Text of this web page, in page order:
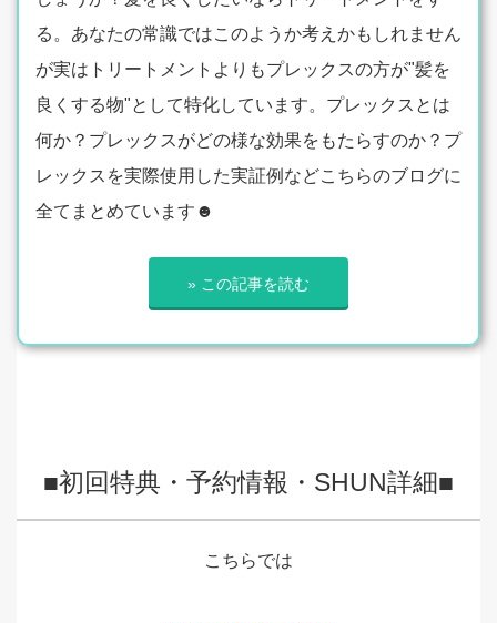
る。あなたの常識ではこのようか考えかもしれません
が実はトリートメントよりもプレックスの方が"髪を
良くする物"として特化しています。プレックスとは
何か？プレックスがどの様な効果をもたらすのか？プ
レックスを実際使用した実証例などこちらのブログに
全てまとめています☻
» この記事を読む
■初回特典・予約情報・SHUN詳細■
こちらでは